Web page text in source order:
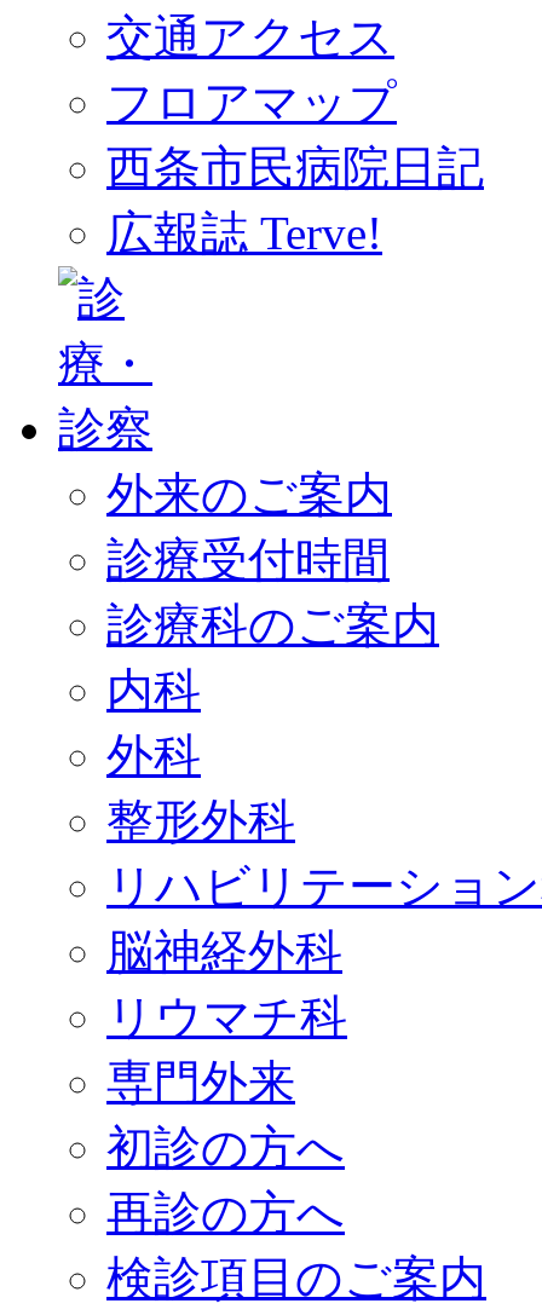
交通アクセス
フロアマップ
西条市民病院日記
広報誌 Terve!
外来のご案内
診療受付時間
診療科のご案内
内科
外科
整形外科
リハビリテーショ
脳神経外科
リウマチ科
専門外来
初診の方へ
再診の方へ
検診項目のご案内